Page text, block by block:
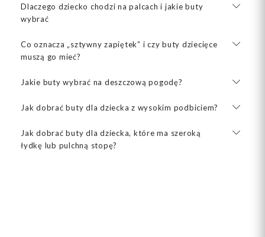
Dlaczego dziecko chodzi na palcach i jakie buty
wybrać
Co oznacza „sztywny zapiętek” i czy buty dziecięce
muszą go mieć?
Jakie buty wybrać na deszczową pogodę?
Jak dobrać buty dla dziecka z wysokim podbiciem?
Jak dobrać buty dla dziecka, które ma szeroką
łydkę lub pulchną stopę?